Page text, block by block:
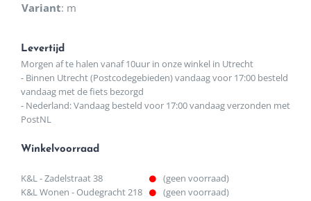
Variant: m
Levertijd
Morgen af te halen vanaf 10uur in onze winkel in Utrecht
- Binnen Utrecht (Postcodegebieden) vandaag voor 17:00 besteld
vandaag met de fiets bezorgd
- Nederland: Vandaag besteld voor 17:00 vandaag verzonden met
PostNL
Winkelvoorraad
K&L - Zadelstraat 38
(geen voorraad)
K&L Wonen - Oudegracht 218
(geen voorraad)